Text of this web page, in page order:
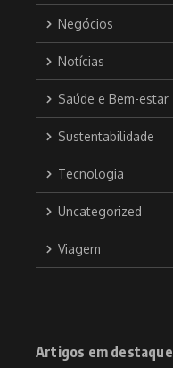
Negócios
Notícias
Saúde e Bem-estar
Sustentabilidade
Tecnologia
Uncategorized
Viagem
Artigos em destaque